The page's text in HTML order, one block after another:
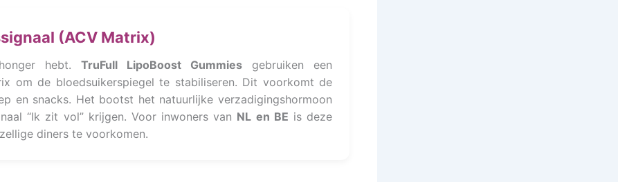
(ACV Matrix)
hebt.TruFull LipoBoost Gummies gebruiken een
om de bloedsuikerspiegel te stabiliseren. Dit voorkomt de
en snacks. Het bootst het natuurlijke verzadigingshormoon
“Ik zit vol” krijgen. Voor inwoners van NL en BE is deze
diners te voorkomen.